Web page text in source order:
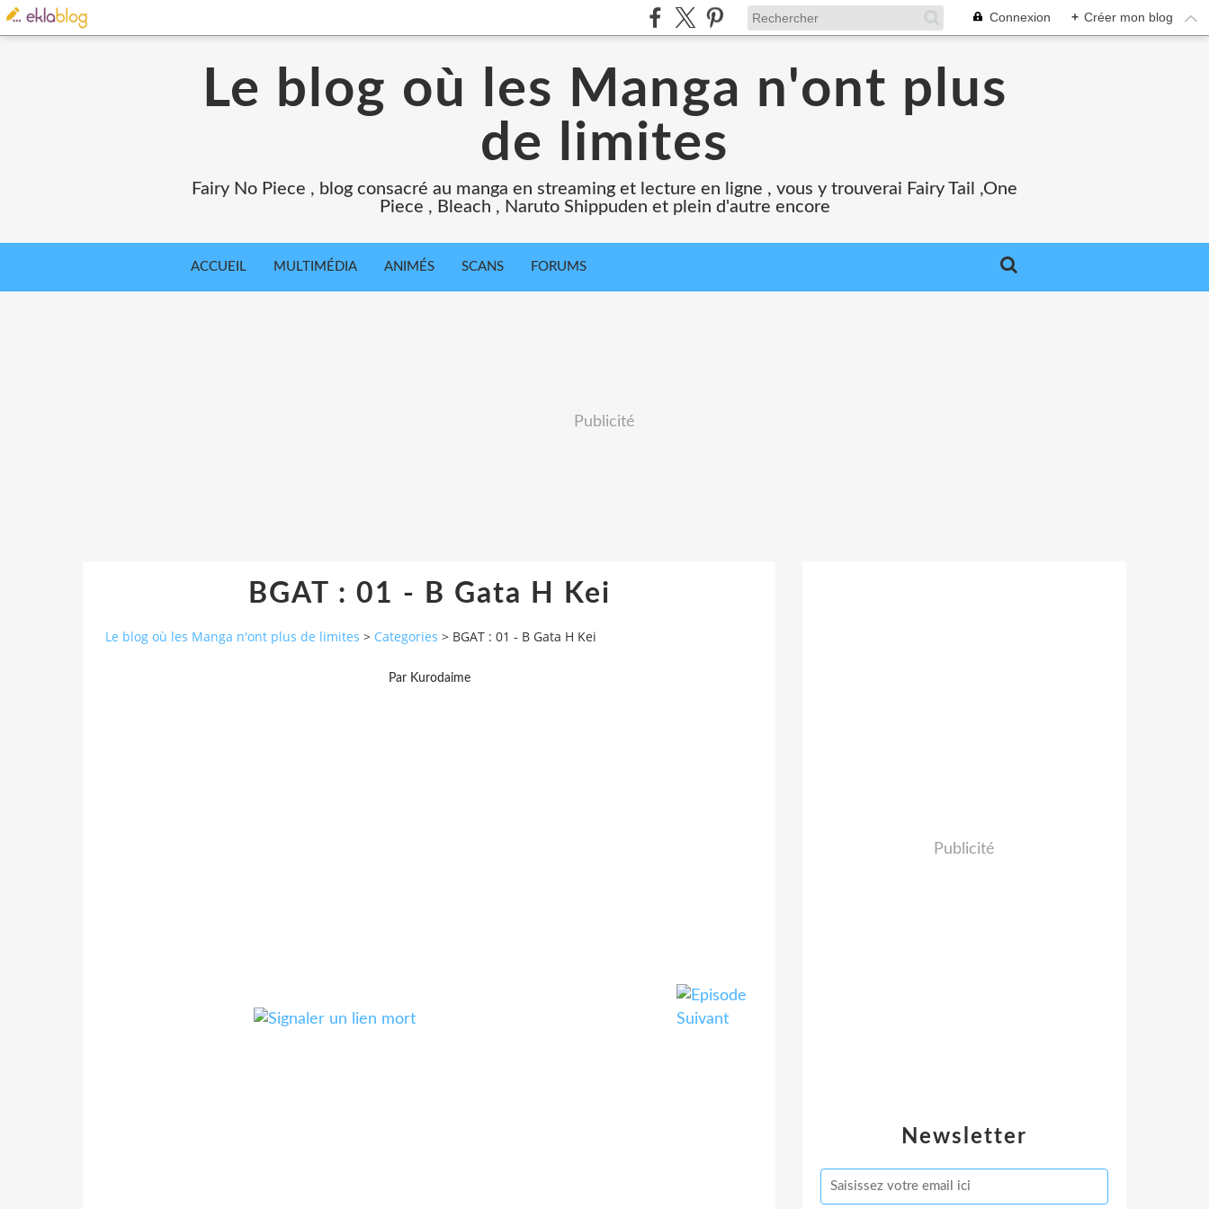
Connexion + Créer mon blog
Le blog où les Manga n'ont plus
de limites
Fairy No Piece , blog consacré au manga en streaming et lecture en ligne , vous y trouverai Fairy Tail ,One
Piece , Bleach , Naruto Shippuden et plein d'autre encore
ACCUEIL MULTIMÉDIA ANIMÉS SCANS FORUMS
Publicité
BGAT : 01 - B Gata H Kei
Le blog où les Manga n'ont plus de limites > Categories > BGAT : 01 - B Gata H Kei
Par Kurodaime
Newsletter
Publicité